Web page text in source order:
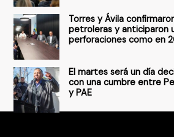
Torres y Ávila
petroleras y anticiparon
perforaciones como en
El martes será un día
con una cumbre entre
y PAE